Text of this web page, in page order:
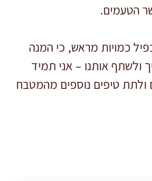
הטעמים.
כמויות מראש, כי המנה
אותנו – אני תמיד
טיפים נוספים מהמטבח